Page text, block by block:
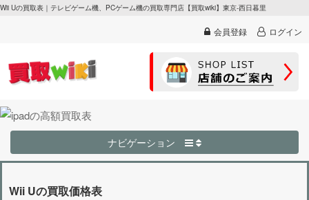
Wii Uの買取表｜テレビゲーム機、PCゲーム機の買取専門店【買取wiki】東京-西日暮里
会員登録 ログイン
ナビゲーション
Wii Uの買取価格表